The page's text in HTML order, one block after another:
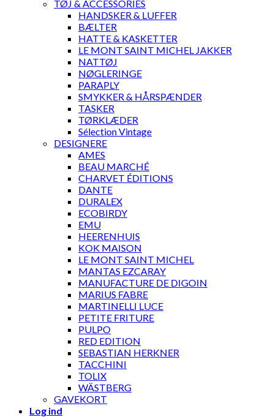
TØJ & ACCESSORIES
HANDSKER & LUFFER
BÆLTER
HATTE & KASKETTER
LE MONT SAINT MICHEL JAKKER
NATTØJ
NØGLERINGE
PARAPLY
SMYKKER & HÅRSPÆNDER
TASKER
TØRKLÆDER
Sélection Vintage
DESIGNERE
AMES
BEAU MARCHÉ
CHARVET ÉDITIONS
DANTE
DURALEX
ECOBIRDY
EMU
HEERENHUIS
KOK MAISON
LE MONT SAINT MICHEL
MANTAS EZCARAY
MANUFACTURE DE DIGOIN
MARIUS FABRE
MARTINELLI LUCE
PETITE FRITURE
PULPO
RED EDITION
SEBASTIAN HERKNER
TACCHINI
TOLIX
WÄSTBERG
GAVEKORT
Log ind